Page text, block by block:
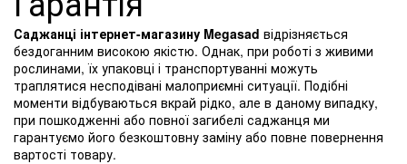
Саджанці інтернет-магазину Megasad відрізняється
бездоганним високою якістю. Однак, при роботі з живими
рослинами, їх упаковці і транспортуванні можуть
траплятися несподівані малоприємні ситуації. Подібні
моменти відбуваються вкрай рідко, але в даному випадку,
при пошкодженні або повної загибелі саджанця ми
гарантуємо його безкоштовну заміну або повне повернення
вартості товару.